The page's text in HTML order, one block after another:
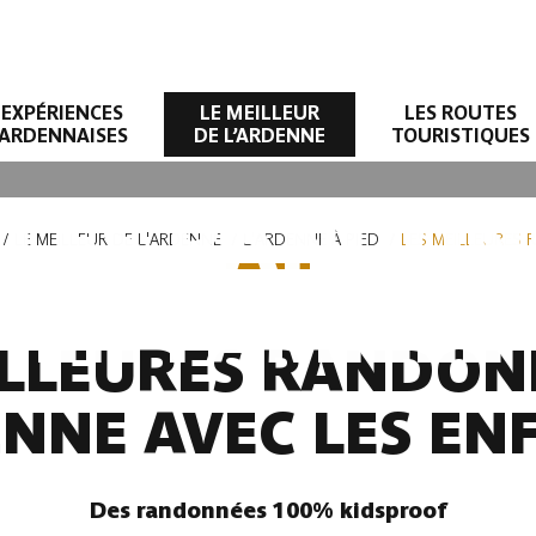
EXPÉRIENCES
LE MEILLEUR
DE L’ARDENNE
LES ROUTES
TOURISTIQUES
EN FAMILLE
LE MEILLEUR DE L'ARDENNE L'ARDENNE À PIED LES MEILLEURES
AVEC LES
Des randonnées 100% kidsproof